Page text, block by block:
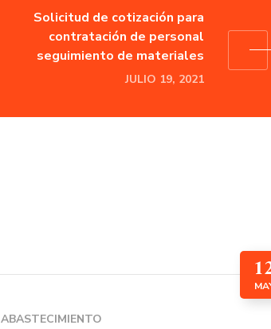
Solicitud de cotización para
contratación de personal
seguimiento de materiales
JULIO 19, 2021
ABASTECIMIENTO